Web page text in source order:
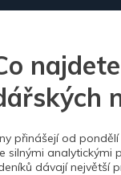
přinášejí od
silnými analytickými
dávají největší